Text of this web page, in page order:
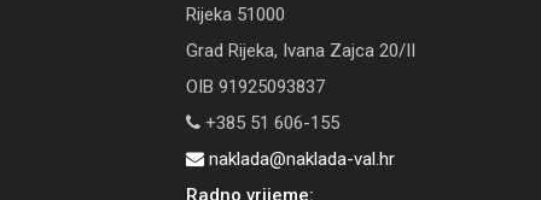
Rijeka 51000
Grad Rijeka, Ivana Zajca 20/II
OIB 91925093837
+385 51 606-155
naklada@naklada-val.hr
Radno vrijeme: